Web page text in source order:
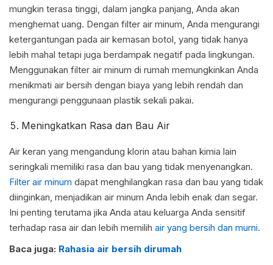
mungkin terasa tinggi, dalam jangka panjang, Anda akan
menghemat uang. Dengan filter air minum, Anda mengurangi
ketergantungan pada air kemasan botol, yang tidak hanya
lebih mahal tetapi juga berdampak negatif pada lingkungan.
Menggunakan filter air minum di rumah memungkinkan Anda
menikmati air bersih dengan biaya yang lebih rendah dan
mengurangi penggunaan plastik sekali pakai.
Meningkatkan Rasa dan Bau Air
Air keran yang mengandung klorin atau bahan kimia lain
seringkali memiliki rasa dan bau yang tidak menyenangkan.
Filter air minum dapat menghilangkan rasa dan bau yang tidak
diinginkan, menjadikan air minum Anda lebih enak dan segar.
Ini penting terutama jika Anda atau keluarga Anda sensitif
terhadap rasa air dan lebih memilih air yang bersih dan murni.
Baca juga: Rahasia air bersih dirumah